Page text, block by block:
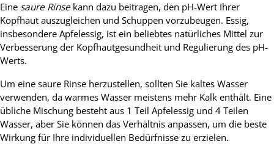
Eine saure Rinse kann dazu beitragen, den pH-Wert Ihrer
Kopfhaut auszugleichen und Schuppen vorzubeugen. Essig,
insbesondere Apfelessig, ist ein beliebtes natürliches Mittel zur
Verbesserung der Kopfhautgesundheit und Regulierung des pH-
Werts.
Um eine saure Rinse herzustellen, sollten Sie kaltes Wasser
verwenden, da warmes Wasser meistens mehr Kalk enthält. Eine
übliche Mischung besteht aus 1 Teil Apfelessig und 4 Teilen
Wasser, aber Sie können das Verhältnis anpassen, um die beste
Wirkung für Ihre individuellen Bedürfnisse zu erzielen.